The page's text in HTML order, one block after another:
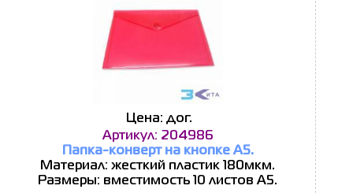
Цена: дог.
Артикул: 204986
Папка-конверт на кнопке А5.
Материал: жесткий пластик 180мкм.
Размеры: вместимость 10 листов А5.